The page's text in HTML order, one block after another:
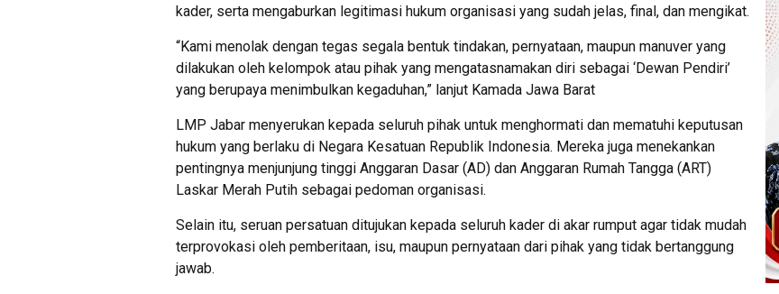
kader, serta mengaburkan legitimasi hukum organisasi yang sudah jelas, final, dan mengikat.
“Kami menolak dengan tegas segala bentuk tindakan, pernyataan, maupun manuver yang
dilakukan oleh kelompok atau pihak yang mengatasnamakan diri sebagai ‘Dewan Pendiri’
yang berupaya menimbulkan kegaduhan,” lanjut Kamada Jawa Barat
LMP Jabar menyerukan kepada seluruh pihak untuk menghormati dan mematuhi keputusan
hukum yang berlaku di Negara Kesatuan Republik Indonesia. Mereka juga menekankan
pentingnya menjunjung tinggi Anggaran Dasar (AD) dan Anggaran Rumah Tangga (ART)
Laskar Merah Putih sebagai pedoman organisasi.
Selain itu, seruan persatuan ditujukan kepada seluruh kader di akar rumput agar tidak mudah
terprovokasi oleh pemberitaan, isu, maupun pernyataan dari pihak yang tidak bertanggung
jawab.